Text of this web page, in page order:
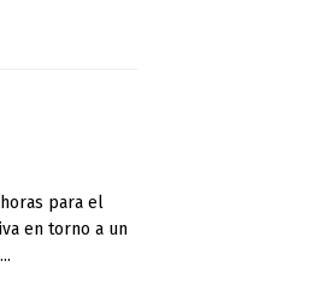
para el
en torno a un